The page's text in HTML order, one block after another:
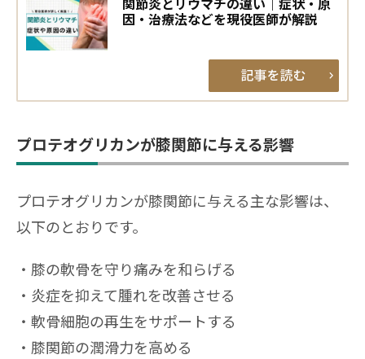
因・治療法などを現役医師が解説
プロテオグリカンが膝関節に与える影響
プロテオグリカンが膝関節に与える主な影響は、
以下のとおりです。
膝の軟骨を守り痛みを和らげる
炎症を抑えて腫れを改善させる
軟骨細胞の再生をサポートする
膝関節の潤滑力を高める